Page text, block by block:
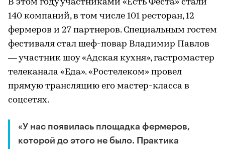
В этом году участниками «Есть Феста» стали
140 компаний, в том числе 101 ресторан, 12
фермеров и 27 партнеров. Специальным гостем
фестиваля стал шеф-повар Владимир Павлов
— участник шоу «Адская кухня», гастромастер
телеканала «Еда». «Ростелеком» провел
прямую трансляцию его мастер-класса в
соцсетях.
«У нас появилась площадка фермеров,
которой до этого не было. Практика